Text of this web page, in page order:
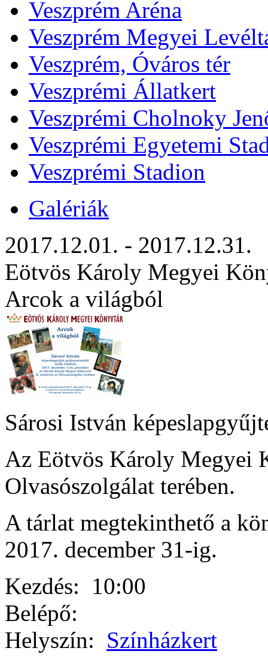
Veszprém Aréna
Veszprém Megyei
Veszprém, Óváros tér
Veszprémi Állatkert
Veszprémi Cholnoky
Veszprémi Egyetemi
Veszprémi Stadion
Galériák
2017.12.01. - 2017.12.31.
Eötvös Károly Megyei
Arcok a világból
Sárosi István
Az Eötvös Károly Megyei
Olvasószolgálat terében.
A tárlat megtekinthető a
2017. december 31-ig.
Kezdés: 10:00
Belépő:
Helyszín: Színházkert